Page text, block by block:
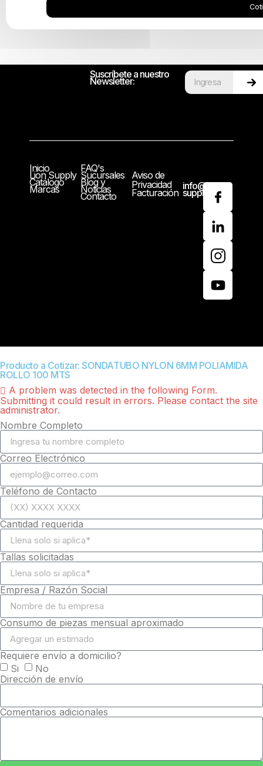
Suscríbete a nuestro
Newsletter:
Inicio
Lion Supply
Catálogo
Marcas
FAQ's
Sucursales
Blog y
Noticias
Contacto
Aviso de
Privacidad
Facturación
info@lion-
supply.com
Producto a Cotizar: SONDATUBO NYLON 6MM POLIAMIDA
ROLLO 100 MTS
A problem was detected in the following Form.
Submitting it could result in errors. Please contact the site
administrator.
Nombre Completo
Correo Electrónico
Teléfono de Contacto
Cantidad requerida
Tallas solicitadas
Empresa / Razón Social
Consumo de piezas mensual aproximado
Requiere envío a domicilio?
Si
No
Dirección de envío
Comentarios adicionales